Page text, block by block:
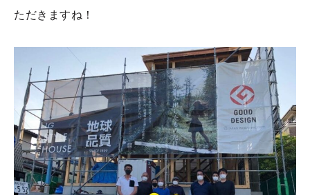
ただきますね！